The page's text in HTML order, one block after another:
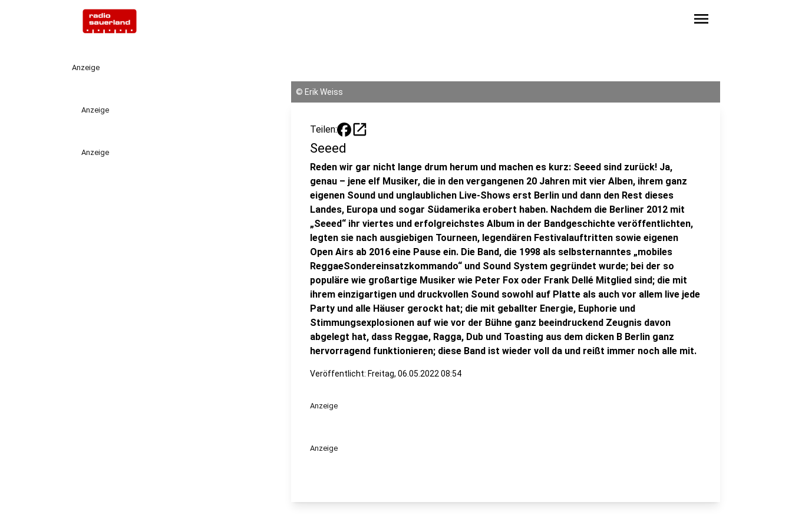
menu
Anzeige
Anzeige
Anzeige
© Erik Weiss
Teilen: open_in_new
Seeed
Reden wir gar nicht lange drum herum und machen es kurz: Seeed sind zurück! Ja,
genau – jene elf Musiker, die in den vergangenen 20 Jahren mit vier Alben, ihrem ganz
eigenen Sound und unglaublichen Live-Shows erst Berlin und dann den Rest dieses
Landes, Europa und sogar Südamerika erobert haben. Nachdem die Berliner 2012 mit
„Seeed“ ihr viertes und erfolgreichstes Album in der Bandgeschichte veröffentlichten,
legten sie nach ausgiebigen Tourneen, legendären Festivalauftritten sowie eigenen
Open Airs ab 2016 eine Pause ein. Die Band, die 1998 als selbsternanntes „mobiles
ReggaeSondereinsatzkommando“ und Sound System gegründet wurde; bei der so
populäre wie großartige Musiker wie Peter Fox oder Frank Dellé Mitglied sind; die mit
ihrem einzigartigen und druckvollen Sound sowohl auf Platte als auch vor allem live jede
Party und alle Häuser gerockt hat; die mit geballter Energie, Euphorie und
Stimmungsexplosionen auf wie vor der Bühne ganz beeindruckend Zeugnis davon
abgelegt hat, dass Reggae, Ragga, Dub und Toasting aus dem dicken B Berlin ganz
hervorragend funktionieren; diese Band ist wieder voll da und reißt immer noch alle mit.
Veröffentlicht: Freitag, 06.05.2022 08:54
Anzeige
Anzeige